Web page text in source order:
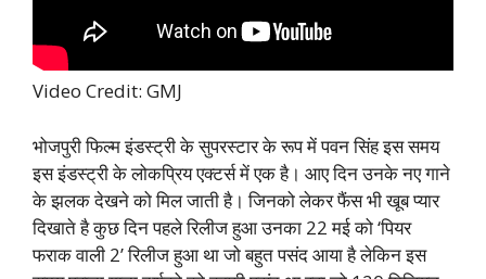
Video Credit: GMJ
भोजपुरी फिल्म इंडस्ट्री के सुपरस्टार के रूप में पवन सिंह इस समय
इस इंडस्ट्री के लोकप्रिय एक्टर्स में एक है। आए दिन उनके नए गाने
के झलक देखने को मिल जाती है। जिनको लेकर फैंस भी खूब प्यार
दिखाते है कुछ दिन पहले रिलीज हुआ उनका 22 मई को ‘पियर
फराक वाली 2’ रिलीज हुआ था जो बहुत पसंद आया है लेकिन इस